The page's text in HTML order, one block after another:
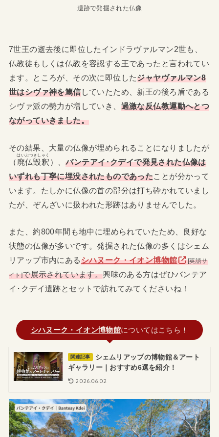
遺跡で発掘された仏像
7世王の逝去後に即位したインドラヴァルマン2世も、
仏教徒もしくは仏教を容認する王であったと言われてい
ます。ところが、その次に即位したジャヤヴァルマン8
世はシヴァ神を篤信していたため、新王の後ろ盾である
シヴァ派の勢力が増していき、 過激な反仏教運動へとつ
ながっていきました。
その結果、大量の仏像が埋められることになりましたが
（ 廃仏毀釈
はいぶつきしゃく
）、バンテアイ･クデイで発見された仏像は
いずれも丁寧に埋没されたものであったことが分かって
います。たしかに仏像の首の部分は打ち砕かれていまし
たが、ぞんざいに扱われた形跡はありませんでした。
また、約800年間も地中に埋められていたため、良好な
状態の仏像が多いです。発掘された仏像の多くはシェム
リアップ市内にあるシハヌーク・イオン博物館 [英語サ
イト]で展示されています。興味のある方はぜひバンテア
イ･クデイ遺跡とセットで訪れてみてくださいね！
シハヌーク・イオン博物館についてはこちら！
関連記事
シェムリアップの博物館＆アート
ギャラリー｜おすすめ6選を紹介！
2026.06.02